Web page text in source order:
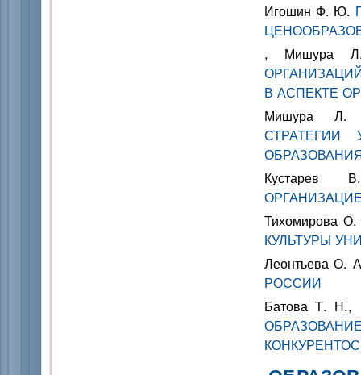
Игошин Ф. Ю.
, Мишура
В АСПЕКТЕ
Мишура
СТРАТЕГИИ
Тихомирова
КУЛЬТУРЫ
Леонтьева О.
РОССИИ
Батова Т.